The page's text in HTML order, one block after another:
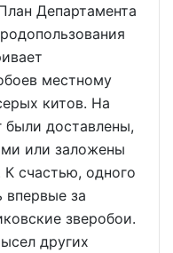
Департамента
местному
китов. На
были доставлены,
или заложены
счастью, одного
впервые за
зверобои.
других